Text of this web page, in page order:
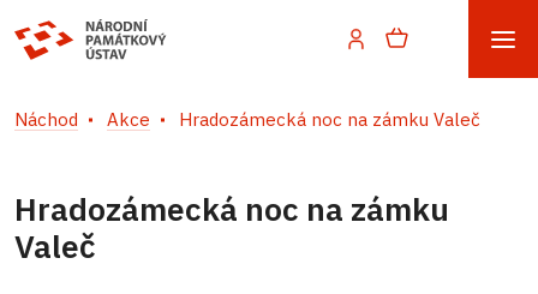
Náchod Akce Hradozámecká noc na zámku Valeč
Hradozámecká noc na zámku
Valeč